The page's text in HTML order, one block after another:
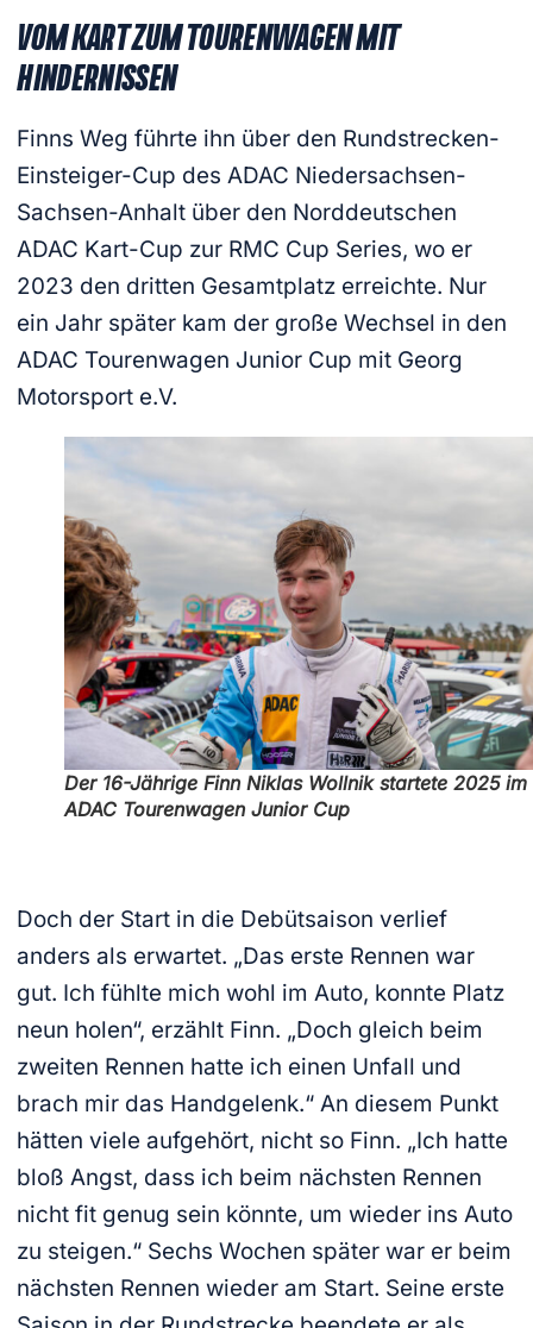
VOM KART ZUM TOURENWAGEN MIT
HINDERNISSEN
Finns Weg führte ihn über den Rundstrecken-
Einsteiger-Cup des ADAC Niedersachsen-
Sachsen-Anhalt über den Norddeutschen
ADAC Kart-Cup zur RMC Cup Series, wo er
2023 den dritten Gesamtplatz erreichte. Nur
ein Jahr später kam der große Wechsel in den
ADAC Tourenwagen Junior Cup mit Georg
Motorsport e.V.
Der 16-Jährige Finn Niklas Wollnik startete 2025 im
ADAC Tourenwagen Junior Cup
Doch der Start in die Debütsaison verlief
anders als erwartet. „Das erste Rennen war
gut. Ich fühlte mich wohl im Auto, konnte Platz
neun holen“, erzählt Finn. „Doch gleich beim
zweiten Rennen hatte ich einen Unfall und
brach mir das Handgelenk.“ An diesem Punkt
hätten viele aufgehört, nicht so Finn. „Ich hatte
bloß Angst, dass ich beim nächsten Rennen
nicht fit genug sein könnte, um wieder ins Auto
zu steigen.“ Sechs Wochen später war er beim
nächsten Rennen wieder am Start. Seine erste